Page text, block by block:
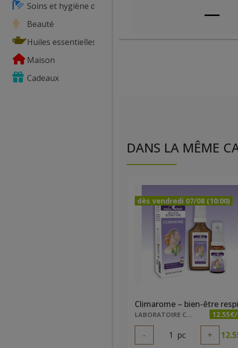
Soins et hygiène du corps
Beauté
Huiles essentielles
Maison
Cadeaux
DANS LA MÊME
dès vendredi 07/08 (10:00)
LABORATOIRE COSBIONAT
- 1 pc +